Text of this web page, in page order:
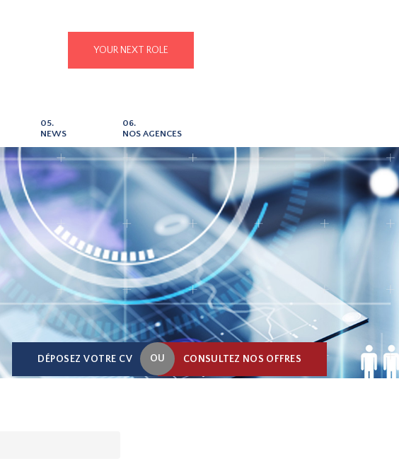
YOUR NEXT ROLE
05.
NEWS
06.
NOS AGENCES
DÉPOSEZ VOTRE CV OU CONSULTEZ NOS OFFRES